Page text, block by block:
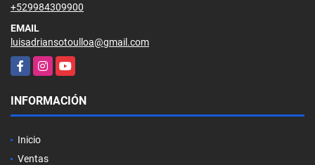
+529984309900
EMAIL
luisadriansotoulloa@gmail.com
FacebookInstagramYouTube
INFORMACIÓN
Inicio
Ventas